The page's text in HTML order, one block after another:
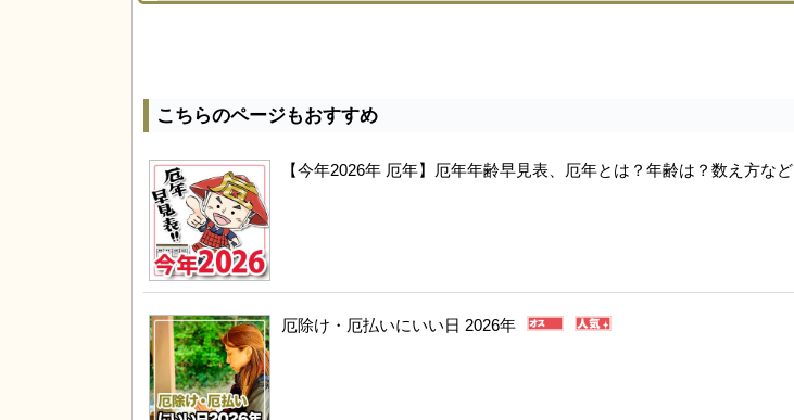
こちらのページもおすすめ
【今年2026年 厄年】厄年年齢早見表、厄年とは？年齢は？数え方など
厄除け・厄払いにいい日 2026年